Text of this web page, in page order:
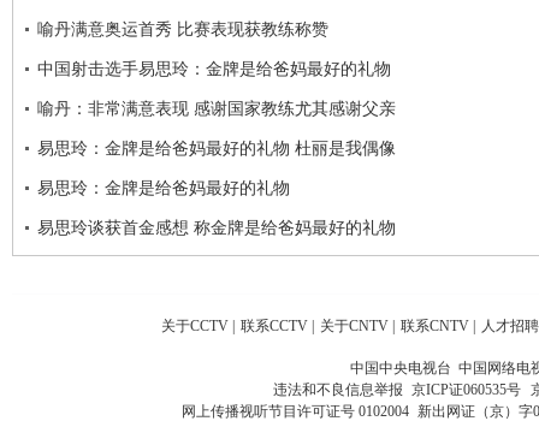
喻丹满意奥运首秀 比赛表现获教练称赞
中国射击选手易思玲：金牌是给爸妈最好的礼物
喻丹：非常满意表现 感谢国家教练尤其感谢父亲
易思玲：金牌是给爸妈最好的礼物 杜丽是我偶像
易思玲：金牌是给爸妈最好的礼物
易思玲谈获首金感想 称金牌是给爸妈最好的礼物
关于CCTV 联系CCTV 关于CNTV 联系CNTV 人才招聘
中国中央电视台 中国网络电
违法和不良信息举报 京ICP证060535号
网上传播视听节目许可证号 0102004 新出网证（京）